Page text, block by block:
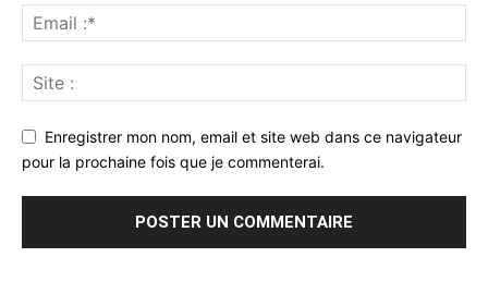
Enregistrer mon nom, email et site web dans ce navigateur
pour la prochaine fois que je commenterai.